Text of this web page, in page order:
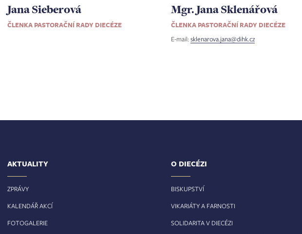
Jana Sieberová
ČLENKA PASTORAČNÍ RADY DIECÉZE
Mgr. Jana Sklenářová
ČLENKA PASTORAČNÍ RADY DIECÉZE
E-mail: sklenarova.jana@dihk.cz
AKTUALITY
ZPRÁVY
KALENDÁŘ AKCÍ
FOTOGALERIE
O DIECÉZI
BISKUPSTVÍ
VIKARIÁTY A FARNOSTI
SOLIDARITA V DIECÉZI